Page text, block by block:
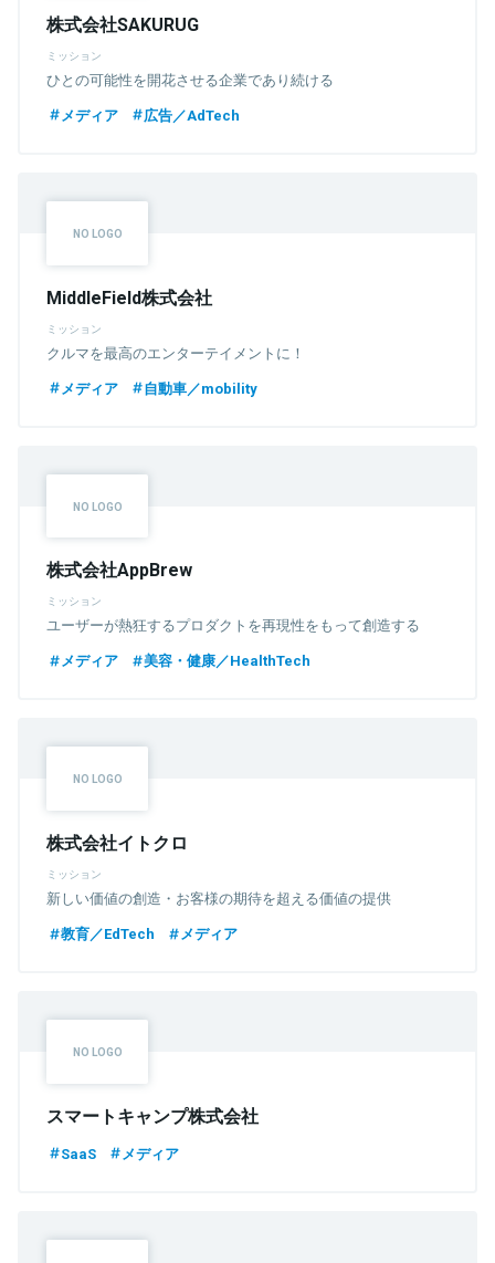
株式会社SAKURUG
ミッション
ひとの可能性を開花させる企業であり続ける
メディア
広告／AdTech
MiddleField株式会社
ミッション
クルマを最高のエンターテイメントに！
メディア
自動車／mobility
株式会社AppBrew
ミッション
ユーザーが熱狂するプロダクトを再現性をもって創造する
メディア
美容・健康／HealthTech
株式会社イトクロ
ミッション
新しい価値の創造・お客様の期待を超える価値の提供
教育／EdTech
メディア
スマートキャンプ株式会社
SaaS メディア